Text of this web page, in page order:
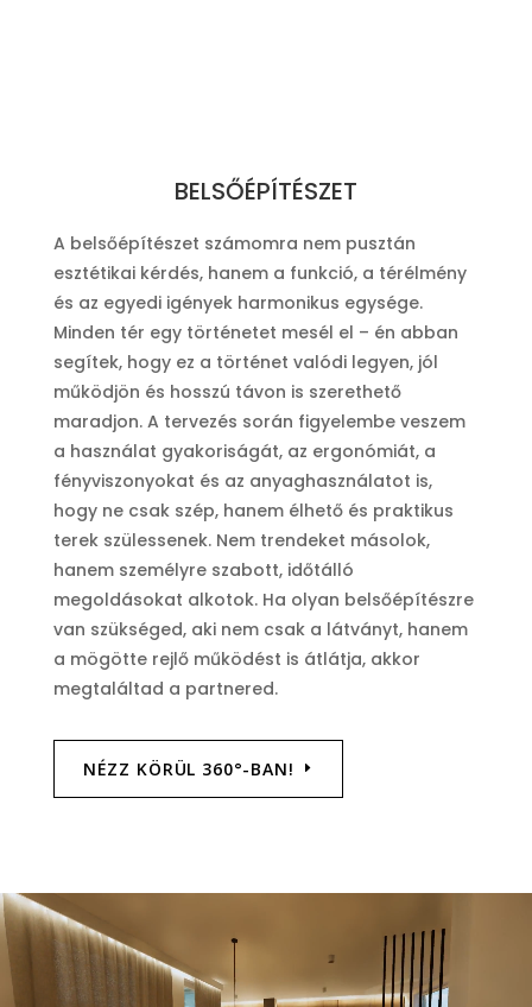
BELSŐÉPÍTÉSZET
A belsőépítészet számomra nem pusztán
esztétikai kérdés, hanem a funkció, a térélmény
és az egyedi igények harmonikus egysége.
Minden tér egy történetet mesél el – én abban
segítek, hogy ez a történet valódi legyen, jól
működjön és hosszú távon is szerethető
maradjon. A tervezés során figyelembe veszem
a használat gyakoriságát, az ergonómiát, a
fényviszonyokat és az anyaghasználatot is,
hogy ne csak szép, hanem élhető és praktikus
terek szülessenek. Nem trendeket másolok,
hanem személyre szabott, időtálló
megoldásokat alkotok. Ha olyan belsőépítészre
van szükséged, aki nem csak a látványt, hanem
a mögötte rejlő működést is átlátja, akkor
megtaláltad a partnered.
NÉZZ KÖRÜL 360°-BAN!
Videólejátszó